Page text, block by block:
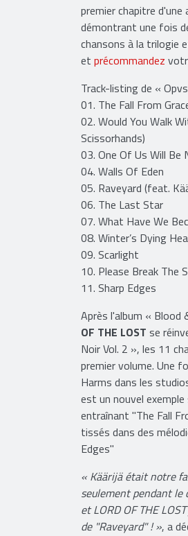
premier chapitre
démontrant une fois
chansons à la trilogie
et précommandez
Track-listing de «
01. The Fall From
02. Would You Walk
Scissorhands)
03. One Of Us Will Be
04. Walls Of Eden
05. Raveyard (feat.
06. The Last Star
07. What Have We
08. Winter’s Dying
09. Scarlight
10. Please Break The
11. Sharp Edges
Après l'album « Blood
OF THE LOST se
Noir Vol. 2 », les 11
premier volume. Une
Harms dans les
est un nouvel
entraînant "The Fall
tissés dans des
Edges"
« Käärijä était notre
seulement pendant le
et LORD OF THE
de "Raveyard" ! », a